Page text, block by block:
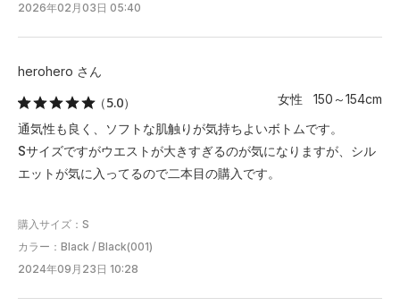
2026年02月03日 05:40
herohero さん
（5.0）
女性 150～154cm
通気性も良く、ソフトな肌触りが気持ちよいボトムです。
Sサイズですがウエストが大きすぎるのが気になりますが、シル
エットが気に入ってるので二本目の購入です。
購入サイズ：S
カラー：Black / Black(001)
2024年09月23日 10:28